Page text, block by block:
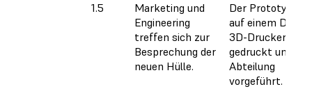
1.5
Marketing und
Engineering
treffen sich zur
Besprechung der
neuen Hülle.
Der Prototyp
auf einem
3D-Drucker
gedruckt und
Abteilung
vorgeführt.